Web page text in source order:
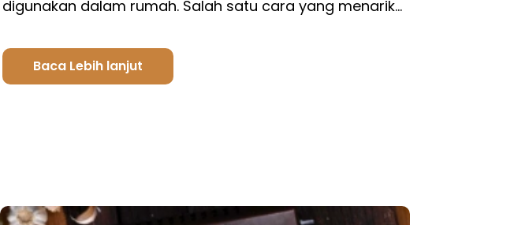
digunakan dalam rumah. Salah satu cara yang menarik…
Baca Lebih lanjut